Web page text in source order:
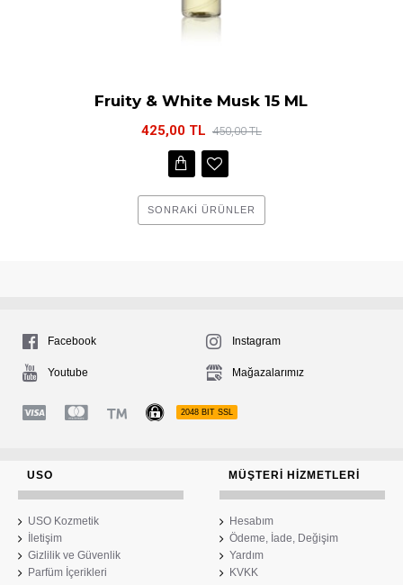
Fruity & White Musk 15 ML
425,00 TL 450,00 TL
SONRAKI ÜRÜNLER
Facebook Instagram
Youtube Mağazalarımız
2048 BIT SSL
USO
USO Kozmetik
İletişim
Gizlilik ve Güvenlik
Parfüm İçerikleri
MÜŞTERI HIZMETLERI
Hesabım
Ödeme, İade, Değişim
Yardım
KVKK